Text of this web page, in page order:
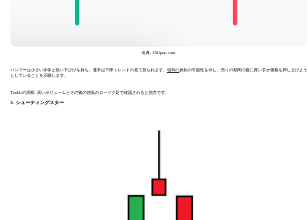
出典: FXOpen.com
ハンマーは小さい本体と長い下ひげを持ち、通常は下降トレンドの底で見られます。 強気の反転の可能性を示し、売りの期間の後に買い手が価格を押し上げよう
としていることを示唆します。
Toobitの洞察: 高いボリュームとその後の強気のローソク足で確認されると強力です。
3. シューティングスター